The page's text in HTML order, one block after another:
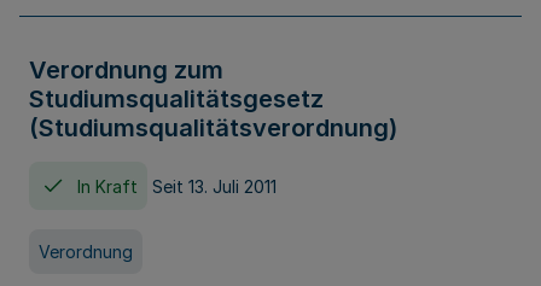
Verordnung zum
Studiumsqualitätsgesetz
(Studiumsqualitätsverordnung)
In Kraft Seit 13. Juli 2011
Verordnung